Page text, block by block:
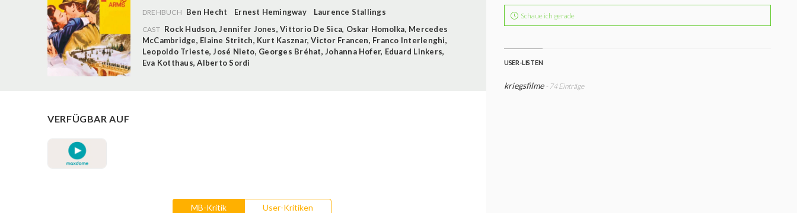
DREHBUCH Ben Hecht Ernest Hemingway Laurence Stallings
CAST Rock Hudson,Jennifer Jones,Vittorio De Sica, Oskar Homolka, Mercedes
McCambridge, Elaine Stritch, Kurt Kasznar,Victor Francen, Franco Interlenghi,
Leopoldo Trieste,José Nieto, Georges Bréhat,Johanna Hofer, Eduard Linkers,
Eva Kotthaus,Alberto Sordi
VERFÜGBAR AUF
MB-Kritik User-Kritiken
Schaue ich gerade
USER-LISTEN
kriegsfilme - 74 Einträge